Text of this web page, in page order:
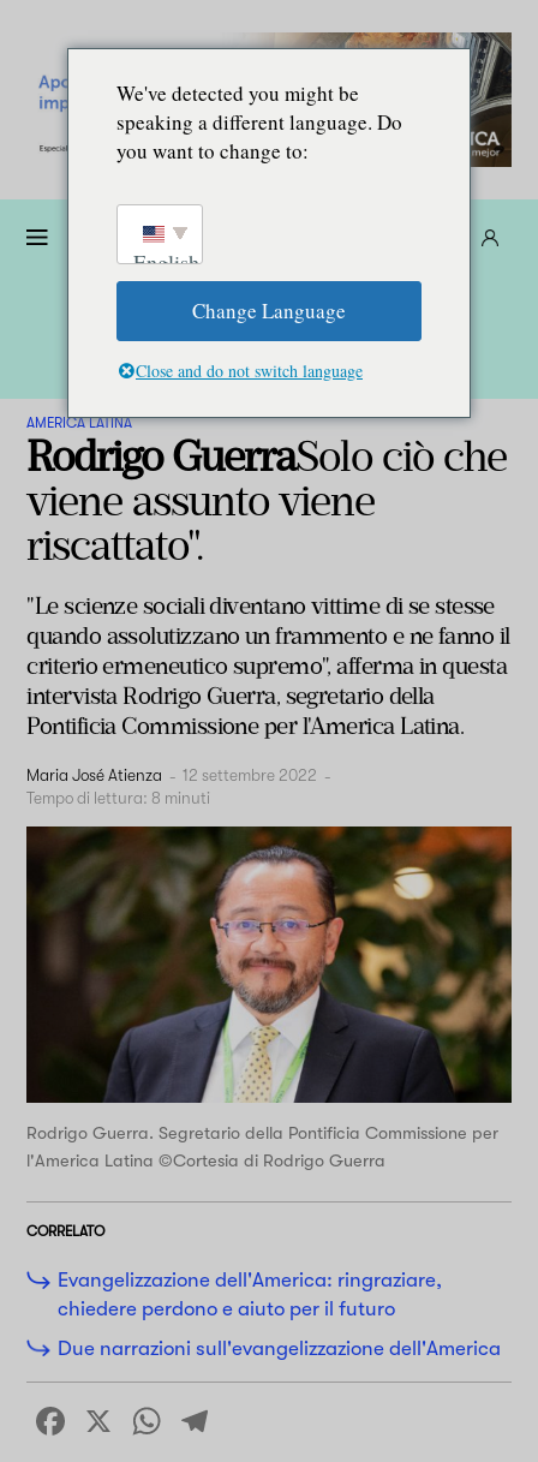
AMERICA LATINA
Rodrigo GuerraSolo ciò che
viene assunto viene
riscattato".
"Le scienze sociali diventano vittime di se stesse
quando assolutizzano un frammento e ne fanno il
criterio ermeneutico supremo", afferma in questa
intervista Rodrigo Guerra, segretario della
Pontificia Commissione per l'America Latina.
Maria José Atienza - 12 settembre 2022 -
Tempo di lettura: 8 minuti
Rodrigo Guerra. Segretario della Pontificia Commissione per
l'America Latina ©Cortesia di Rodrigo Guerra
CORRELATO
Evangelizzazione dell'America: ringraziare,
chiedere perdono e aiuto per il futuro
Due narrazioni sull'evangelizzazione dell'America
Facebook
X WhatsApp
We've detected you might be
speaking a different language. Do
you want to change to:
English
Change Language
Close and do not switch language